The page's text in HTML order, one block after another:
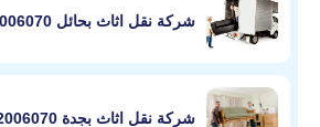
شركة نقل اثاث بحائل 0502006070
شركة نقل اثاث بجدة 0502006070